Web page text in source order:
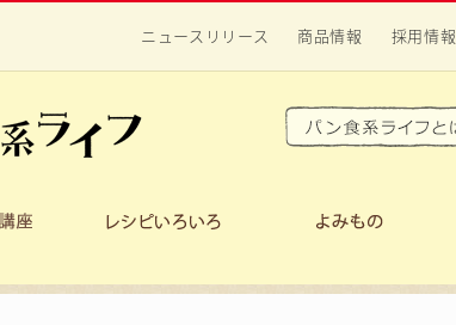
ニュースリリース 商品情報 採用情報